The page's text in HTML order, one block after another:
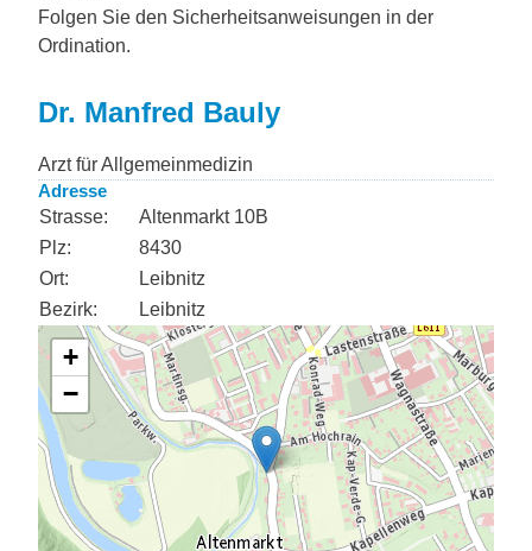
Folgen Sie den Sicherheitsanweisungen in der
Ordination.
Dr. Manfred Bauly
Arzt für Allgemeinmedizin
Adresse
Strasse:
Altenmarkt 10B
Plz:
8430
Ort:
Leibnitz
Bezirk:
Leibnitz